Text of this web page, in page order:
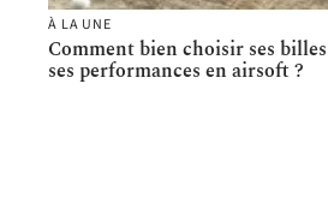
À LA UNE
Comment bien choisir ses
ses performances en airsoft ?